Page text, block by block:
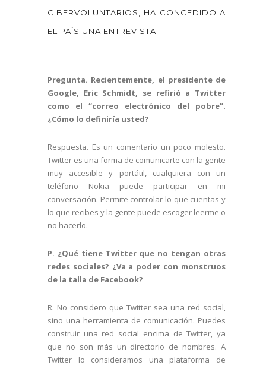
CIBERVOLUNTARIOS, HA CONCEDIDO A
EL PAÍS UNA ENTREVISTA.
Pregunta. Recientemente, el presidente de
Google, Eric Schmidt, se refirió a Twitter
como el “correo electrónico del pobre”.
¿Cómo lo definiría usted?
Respuesta. Es un comentario un poco molesto.
Twitter es una forma de comunicarte con la gente
muy accesible y portátil, cualquiera con un
teléfono Nokia puede participar en mi
conversación. Permite controlar lo que cuentas y
lo que recibes y la gente puede escoger leerme o
no hacerlo.
P. ¿Qué tiene Twitter que no tengan otras
redes sociales? ¿Va a poder con monstruos
de la talla de Facebook?
R. No considero que Twitter sea una red social,
sino una herramienta de comunicación. Puedes
construir una red social encima de Twitter, ya
que no son más un directorio de nombres. A
Twitter lo consideramos una plataforma de